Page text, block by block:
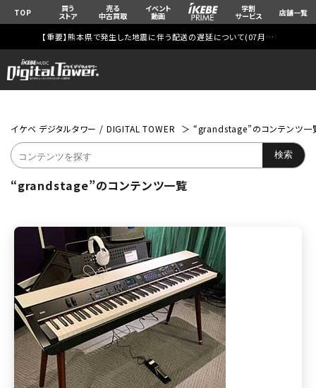
TOP 買う
ストア
売る
中古買取
イベント
動画
学割
サービス 店舗一覧
【重要】熊本県で発生した地震に伴う配送の遅延について(07月29日
イケベ デジタルタワー / DIGITAL TOWER “grandstage”のコンテンツ一
“grandstage”のコンテンツ一覧